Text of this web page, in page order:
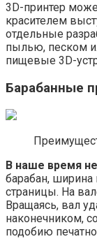
3D-принтер
красителем
отдельные
пылью, песком
пищевые 3D-
Барабанные
В наше время
барабан, ширина
страницы. На
Вращаясь, вал
наконечником,
подобию